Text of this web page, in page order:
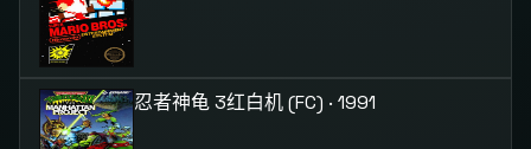
忍者神龟 3红白机 (FC) · 1991